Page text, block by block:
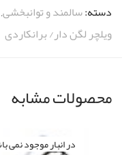
دسته:سالمند و توانبخشی,
ویلچر لگن دار/ برانکاردی
محصولات مشابه